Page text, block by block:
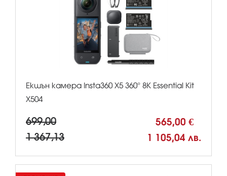
Екшън камера Insta360 X5 360° 8К Essential Kit
X504
699,00 565,00 €
1 367,13 1 105,04 лв.